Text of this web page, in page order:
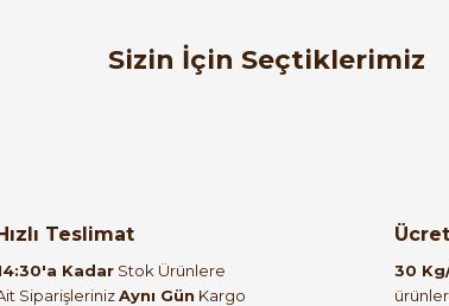
Sizin İçin Seçtiklerimiz
Teslimat
Kadar Stok Ürünlere
SiparişlerinizAynı Gün Kargo
30